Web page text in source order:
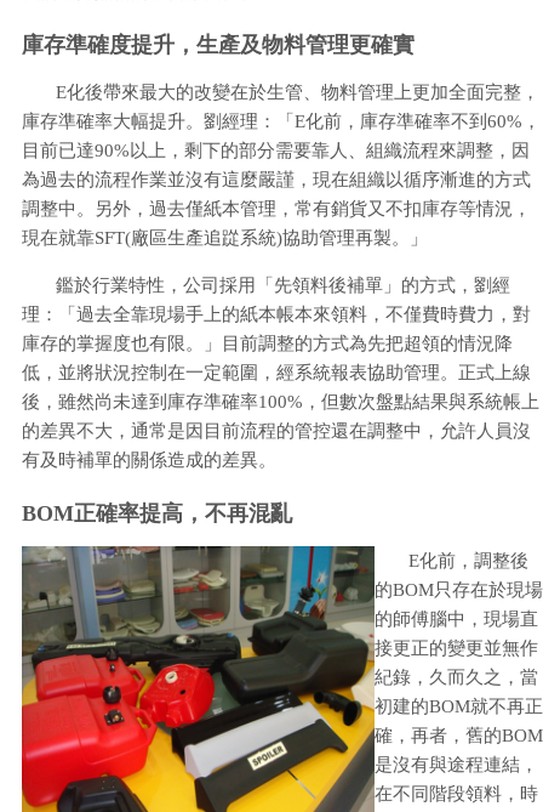
庫存準確度提升，生產及物料管理更確實
E化後帶來最大的改變在於生管、物料管理上更加全面完整，
庫存準確率大幅提升。劉經理：「E化前，庫存準確率不到60%，
目前已達90%以上，剩下的部分需要靠人、組織流程來調整，因
為過去的流程作業並沒有這麼嚴謹，現在組織以循序漸進的方式
調整中。另外，過去僅紙本管理，常有銷貨又不扣庫存等情況，
現在就靠SFT(廠區生產追踨系統)協助管理再製。」
鑑於行業特性，公司採用「先領料後補單」的方式，劉經
理：「過去全靠現場手上的紙本帳本來領料，不僅費時費力，對
庫存的掌握度也有限。」目前調整的方式為先把超領的情況降
低，並將狀況控制在一定範圍，經系統報表協助管理。正式上線
後，雖然尚未達到庫存準確率100%，但數次盤點結果與系統帳上
的差異不大，通常是因目前流程的管控還在調整中，允許人員沒
有及時補單的關係造成的差異。
BOM正確率提高，不再混亂
E化前，調整後
的BOM只存在於現場
的師傅腦中，現場直
接更正的變更並無作
紀錄，久而久之，當
初建的BOM就不再正
確，再者，舊的BOM
是沒有與途程連結，
在不同階段領料，時